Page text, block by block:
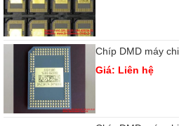
Chíp DMD máy
Giá: Liên hệ